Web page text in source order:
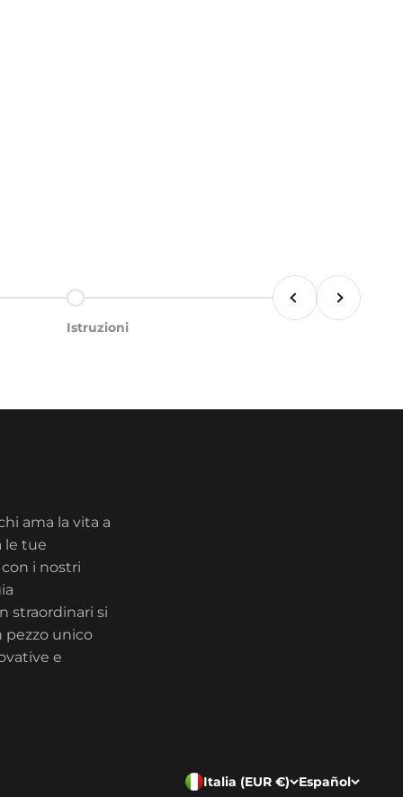
Ir al artículo 5
Istruzioni
AnteriorSiguiente
ama la vita a
le tue
i nostri
straordinari si
pezzo unico
e
Italia (EUR €) Español